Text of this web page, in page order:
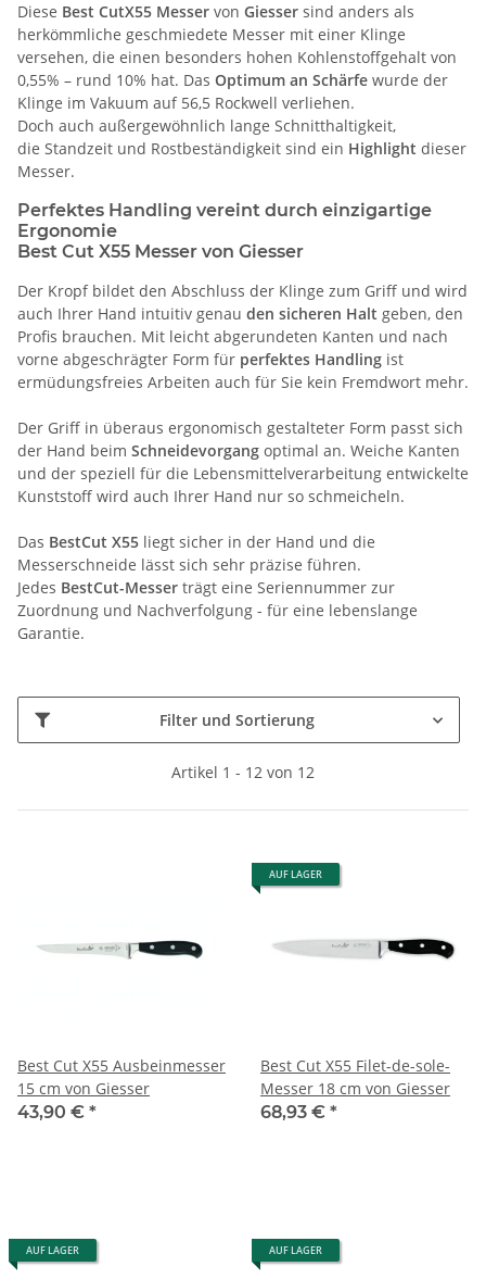
Diese Best CutX55 Messer von Giesser sind anders als
herkömmliche geschmiedete Messer mit einer Klinge
versehen, die einen besonders hohen Kohlenstoffgehalt von
0,55% – rund 10% hat. Das Optimum an Schärfe wurde der
Klinge im Vakuum auf 56,5 Rockwell verliehen.
Doch auch außergewöhnlich lange Schnitthaltigkeit,
die Standzeit und Rostbeständigkeit sind ein Highlight dieser
Messer.
Perfektes Handling vereint durch einzigartige
Ergonomie
Best Cut X55 Messer von Giesser
Der Kropf bildet den Abschluss der Klinge zum Griff und wird
auch Ihrer Hand intuitiv genau den sicheren Halt geben, den
Profis brauchen. Mit leicht abgerundeten Kanten und nach
vorne abgeschrägter Form für perfektes Handling ist
ermüdungsfreies Arbeiten auch für Sie kein Fremdwort mehr.
Der Griff in überaus ergonomisch gestalteter Form passt sich
der Hand beim Schneidevorgang optimal an. Weiche Kanten
und der speziell für die Lebensmittelverarbeitung entwickelte
Kunststoff wird auch Ihrer Hand nur so schmeicheln.
Das BestCut X55 liegt sicher in der Hand und die
Messerschneide lässt sich sehr präzise führen.
Jedes BestCut-Messer trägt eine Seriennummer zur
Zuordnung und Nachverfolgung - für eine lebenslange
Garantie.
Filter und Sortierung
Artikel 1 - 12 von 12
Best Cut X55 Ausbeinmesser
15 cm von Giesser
43,90 € *
AUF LAGER
Best Cut X55 Filet-de-sole-
Messer 18 cm von Giesser
68,93 € *
AUF LAGER AUF LAGER